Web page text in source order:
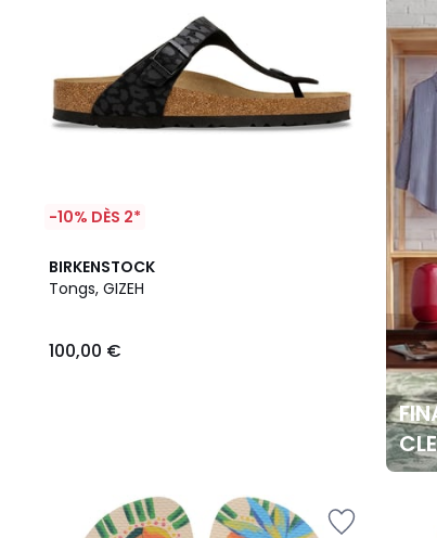
-10% DÈS 2*
BIRKENSTOCK
Tongs, GIZEH
100,00 €